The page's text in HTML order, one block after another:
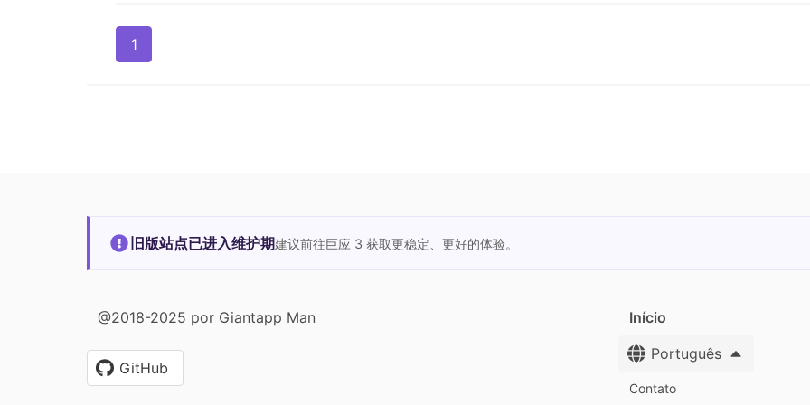
1
旧版站点已进入维护期建议前往巨应 3 获取更稳定、更好的体验。
@2018-2025 por Giantapp Man
GitHub
Início
Português
Contato